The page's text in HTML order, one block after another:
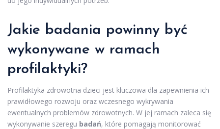
Jakie badania powinny być
wykonywane w ramach
profilaktyki?
Profilaktyka zdrowotna dzieci jest kluczowa dla zapewnienia ich
prawidłowego rozwoju oraz wczesnego wykrywania
ewentualnych problemów zdrowotnych. W jej ramach zaleca się
wykonywanie szeregu badań, które pomagają monitorować